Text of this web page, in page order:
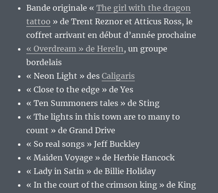
Bande originale «The girl with the dragon
tattoo » de Trent Reznor et Atticus Ross, le
coffret arrivant en début d’année prochaine
« Overdream » de HereIn, un groupe
bordelais
« Neon Light » desCaligaris
« Close to the edge » de Yes
« Ten Summoners tales » de Sting
« The lights in this town are to many to
count » de Grand Drive
« So real songs » Jeff Buckley
« Maiden Voyage » de Herbie Hancock
« Lady in Satin » de Billie Holiday
« In the court of the crimson king » de King